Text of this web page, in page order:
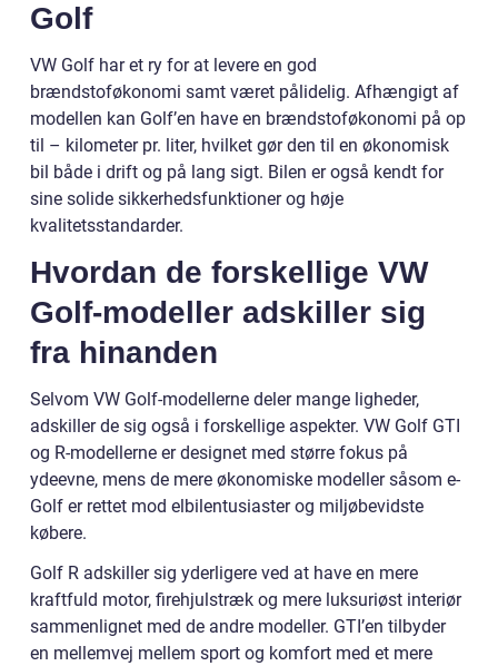
Golf
VW Golf har et ry for at levere en god
brændstoføkonomi samt været pålidelig. Afhængigt af
modellen kan Golf’en have en brændstoføkonomi på op
til – kilometer pr. liter, hvilket gør den til en økonomisk
bil både i drift og på lang sigt. Bilen er også kendt for
sine solide sikkerhedsfunktioner og høje
kvalitetsstandarder.
Hvordan de forskellige VW
Golf-modeller adskiller sig
fra hinanden
Selvom VW Golf-modellerne deler mange ligheder,
adskiller de sig også i forskellige aspekter. VW Golf GTI
og R-modellerne er designet med større fokus på
ydeevne, mens de mere økonomiske modeller såsom e-
Golf er rettet mod elbilentusiaster og miljøbevidste
købere.
Golf R adskiller sig yderligere ved at have en mere
kraftfuld motor, firehjulstræk og mere luksuriøst interiør
sammenlignet med de andre modeller. GTI’en tilbyder
en mellemvej mellem sport og komfort med et mere